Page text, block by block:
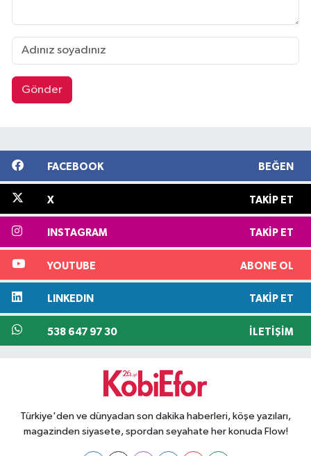
Gönder
FACEBOOK BEĞEN
X TAKIP ET
INSTAGRAM TAKIP ET
YOUTUBE ABONE OL
LINKEDIN TAKIP ET
538 647 97 30 İLETIŞIM
Türkiye'den ve dünyadan son dakika haberleri, köşe yazıları,
magazinden siyasete, spordan seyahate her konuda Flow!